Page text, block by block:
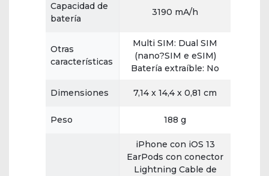
Capacidad de
batería
3190 mA/h
Otras
características
Multi SIM: Dual SIM
(nano?SIM e eSIM)
Batería extraíble: No
Dimensiones 7,14 x 14,4 x 0,81 cm
Peso 188 g
iPhone con iOS 13
EarPods con conector
Lightning Cable de